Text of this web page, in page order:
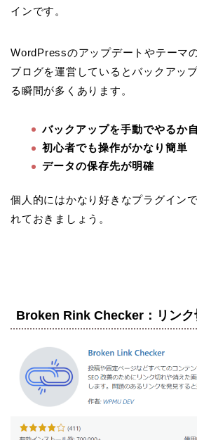
インです。
WordPressのアップデートやテーマ
ブログを運営しているとバックアッ
る瞬間が多くあります。
バックアップを手動でやるか
初心者でも操作がかなり簡単
データの保存先が明確
個人的にはかなり好きなプラグイン
れておきましょう。
Broken Rink Checker：リンク